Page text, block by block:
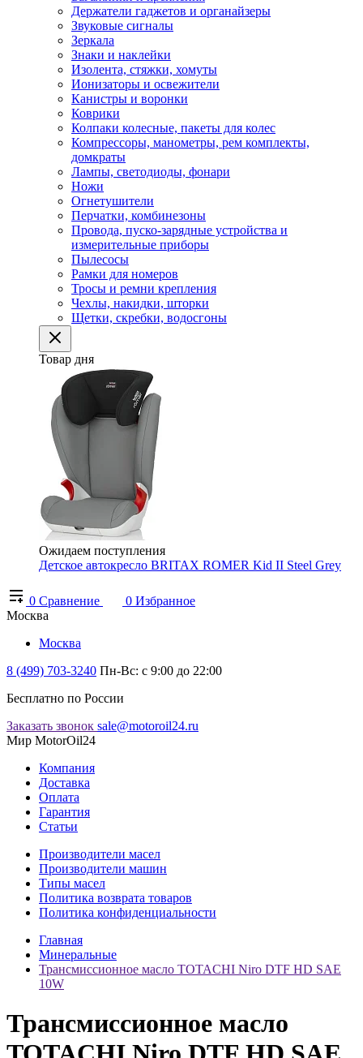
Держатели гаджетов и органайзеры
Звуковые сигналы
Зеркала
Знаки и наклейки
Изолента, стяжки, хомуты
Ионизаторы и освежители
Канистры и воронки
Коврики
Колпаки колесные, пакеты для колес
Компрессоры, манометры, рем комплекты,
домкраты
Лампы, светодиоды, фонари
Ножи
Огнетушители
Перчатки, комбинезоны
Провода, пуско-зарядные устройства и
измерительные приборы
Пылесосы
Рамки для номеров
Тросы и ремни крепления
Чехлы, накидки, шторки
Щетки, скребки, водосгоны
Товар дня
Ожидаем поступления
Детское автокресло BRITAX ROMER Kid II Steel Grey
0 Сравнение 0 Избранное
Москва
Москва
8 (499) 703-3240 Пн-Вс: с 9:00 до 22:00
Бесплатно по России
Заказать звонок sale@motoroil24.ru
Мир MotorOil24
Компания
Доставка
Оплата
Гарантия
Статьи
Производители масел
Производители машин
Типы масел
Политика возврата товаров
Политика конфиденциальности
Главная
Минеральные
Трансмиссионное масло TOTACHI Niro DTF HD SAE
10W
Трансмиссионное масло